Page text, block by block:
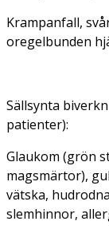
Krampanfall,
oregelbunden
Sällsynta
patienter):
Glaukom (grön
magsmärtor),
vätska,
slemhinnor,